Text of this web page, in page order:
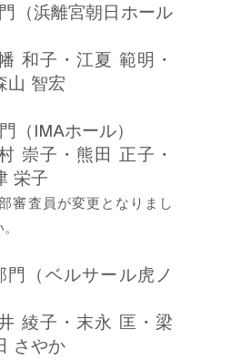
（浜離宮朝日ホール
和子・江夏 範明・
山 智宏
（IMAホール）
崇子・熊田 正子・
栄子
審査員が変更となりまし
（ベルサール虎ノ
綾子・末永 匡・梁
さやか